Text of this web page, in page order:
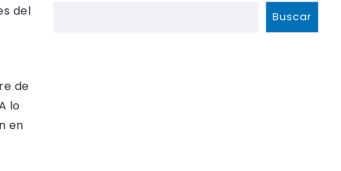
del
de
lo
en
Buscar